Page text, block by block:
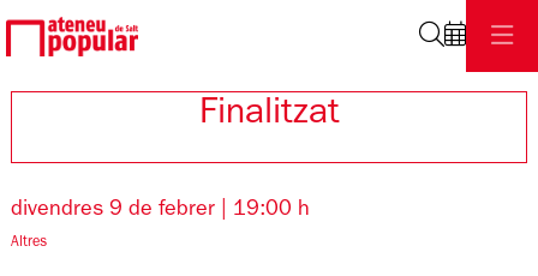
Finalitzat
divendres 9 de febrer 19:00 h
Altres